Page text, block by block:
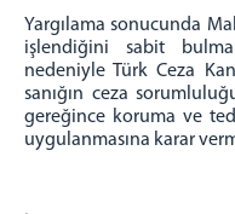
Kadastro
Tüketici
İCRA DAİRESİ BAŞKANLIĞI
DİYARBAKIR İCRA
DİYARBAKIR İCRA
Yargılama sonucunda
işlendiğini sabit
nedeniyle Türk Ceza
sanığın ceza
gereğince koruma ve
uygulanmasına karar